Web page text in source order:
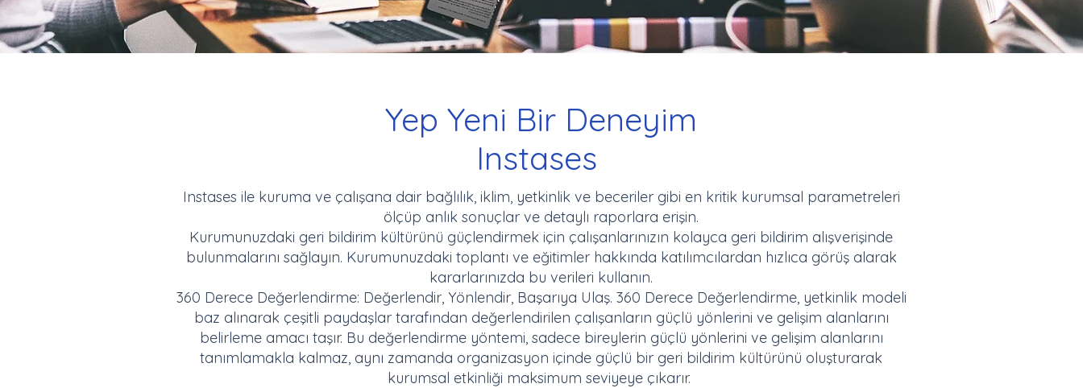
Yep Yeni Bir Deneyim
Instases
Instases ile kuruma ve çalışana dair bağlılık, iklim, yetkinlik ve beceriler gibi en kritik kurumsal parametreleri
ölçüp anlık sonuçlar ve detaylı raporlara erişin.
Kurumunuzdaki geri bildirim kültürünü güçlendirmek için çalışanlarınızın kolayca geri bildirim alışverişinde
bulunmalarını sağlayın. Kurumunuzdaki toplantı ve eğitimler hakkında katılımcılardan hızlıca görüş alarak
kararlarınızda bu verileri kullanın.
360 Derece Değerlendirme: Değerlendir, Yönlendir, Başarıya Ulaş. 360 Derece Değerlendirme, yetkinlik modeli
baz alınarak çeşitli paydaşlar tarafından değerlendirilen çalışanların güçlü yönlerini ve gelişim alanlarını
belirleme amacı taşır. Bu değerlendirme yöntemi, sadece bireylerin güçlü yönlerini ve gelişim alanlarını
tanımlamakla kalmaz, aynı zamanda organizasyon içinde güçlü bir geri bildirim kültürünü oluşturarak
kurumsal etkinliği maksimum seviyeye çıkarır.